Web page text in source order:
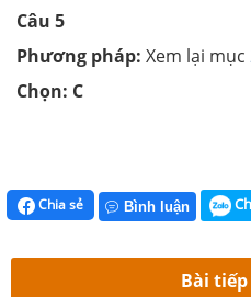
Câu 5
Phương pháp: Xem lại mục
Chọn: C
Chia sẻ Bình luận
Bài